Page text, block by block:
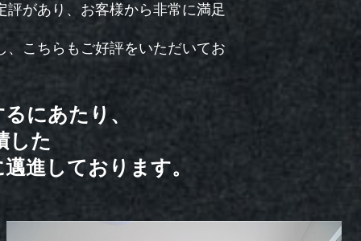
があり、お客様から非常に満足
こちらもご好評をいただいてお
にあたり、
した
進しております。